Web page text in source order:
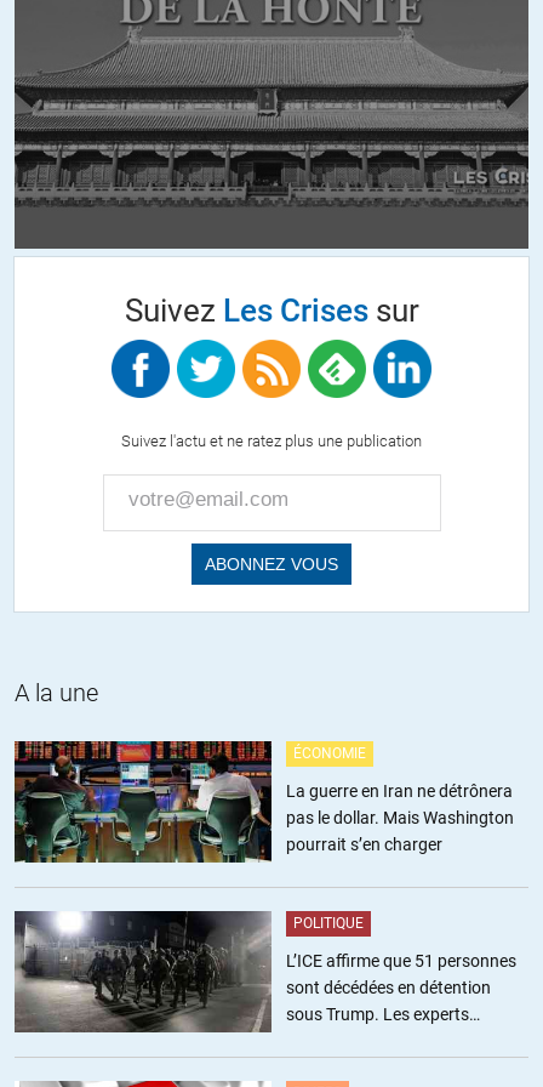
Duracuir//01.06.2017 à 18h31
Toff, dans toute l’histoire humaine avant le XVIIe siècle. Aucune
civilisation, aucun pays ne s’était comporté plus abominablement
que Rome. Aucune n’autre n’a autant massacré, opprimé, torturé,
réduit en esclavage, pillé, éradiqué que Rome.
Ben regardez, depuis 1500 ans, on considère Rome avec une
progressivement la fin de l’esclavage et le début du droit universel
Que voulez vous? L’humain est un con.
ALERTER
massacré plus que les empires chinois, perses ou arabes ?
ALERTER
Sauf grosse erreur de ma part Gengis Khan a « tué, massacré,
Rome en cinq siècles.
+6 ALERTER
Pipina//02.06.2017 à 00h56
en 1492 l’Espagne découvre l’Amérique (nom de tout le continent,
même ça on ont volé). Et un de plus grands génocide de l’histoire
commence, la massacre et acculturation des milliers d’individus,
même aujourd’hui on découvre des ruines et au même temps le
Suivez Les Crisessur
Suivez l'actu et ne ratez plus une publication
A la une
ÉCONOMIE
La guerre en Iran ne détrônera
pas le dollar. Mais Washington
pourrait s’en charger
POLITIQUE
L’ICE affirme que 51 personnes
sont décédées en détention
sous Trump. Les experts